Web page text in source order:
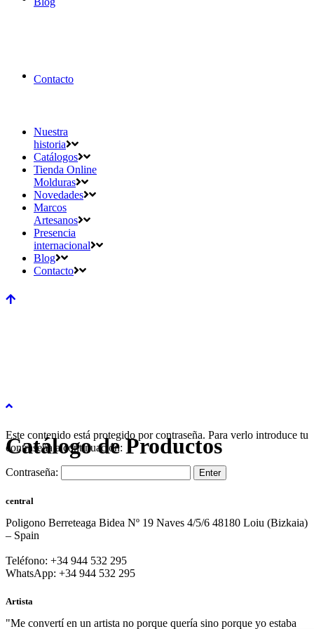
Contacto
Nuestra
historia
Catálogos
Tienda Online
Molduras
Novedades
Marcos
Artesanos
Presencia
internacional
Blog
Contacto
Catálogo de Productos
Este contenido está protegido por contraseña. Para verlo introduce tu
contraseña a continuación:
Contraseña:
central
Poligono Berreteaga Bidea Nº 19 Naves 4/5/6 48180 Loiu (Bizkaia)
– Spain
Teléfono: +34 944 532 295
WhatsApp: +34 944 532 295
Artista
"Me convertí en un artista no porque quería sino porque yo estaba